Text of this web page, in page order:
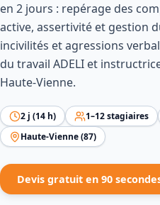
en 2 jours : repérage des
active, assertivité et gestion
incivilités et agressions
du travail ADELI et
Haute-Vienne.
2 j (14 h) 1–12stagiaires
Haute-Vienne(87)
Devis gratuit en 90